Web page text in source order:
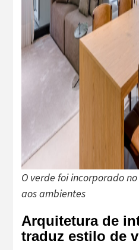
O verde foi incorporado
aos ambientes
Arquitetura de
traduz estilo de